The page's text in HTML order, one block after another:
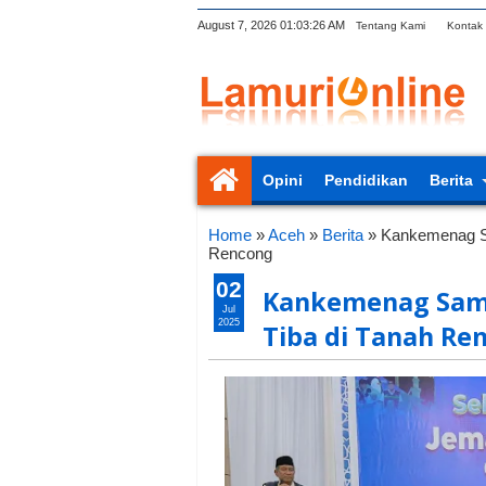
August 7, 2026 01:03:28 AM Tentang Kami Kontak
Opini Pendidikan Berita
Home »Aceh » Berita » Kankemenag
Rencong
Kankemenag
Tiba di Tanah
02
Jul
2025